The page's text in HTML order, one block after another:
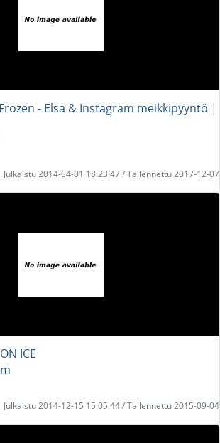
- Elsa & Instagram meikkipyyntö |
Julkaistu 2014-04-01 18:23:47 / Tallennettu 2017-12-07
ICE
Julkaistu 2014-12-15 15:05:44 / Tallennettu 2015-09-04